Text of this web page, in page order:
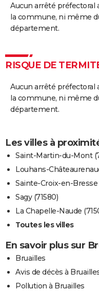
Aucun arrêté préfectoral
la commune, ni même
département.
RISQUE DE
Aucun arrêté préfectoral
la commune, ni même
département.
Les villes à
Saint-Martin-du-Mont
Louhans-
Sainte-Croix-en-Bresse
Sagy (71580)
La Chapelle-Naude
Toutes les villes
En savoir plus sur
Bruailles
Avis de décès à
Pollution à Bruailles